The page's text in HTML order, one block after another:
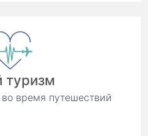
туризм
время путешествий